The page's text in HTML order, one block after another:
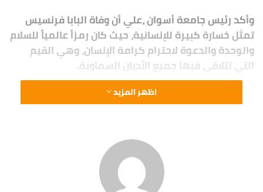
وأكد رئيس جامعة أسوان ،علي أن وفاة البابا فرنسيس
تمثل خسارة كبيرة للإنسانية، حيث كان رمزاً عالمياً للسلام
والوحدة والدعوة لاحترام كرامة الإنسان، وهي القيم
التي تتلاقى فيها جميع الأديان السماوية.
كما شدد رئيس الجامعة على أهمية هذه المشاركات
التي تعكس عمق الروابط الأخوية بين المسلمين
الوطنية والتعايش السلمي،
كما اوضح “نصرت” أن جامعة أسوان ستظل منبراً للتقارب
والحوار البناء بين الثقافات والمعتقدات.
اظهر المزيد